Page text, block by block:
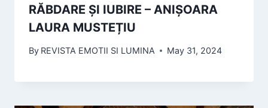
RĂBDARE ȘI IUBIRE – ANIȘOARA
LAURA MUSTEȚIU
By REVISTA EMOTII SI LUMINA May 31, 2024